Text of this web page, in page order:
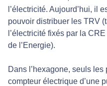
l’électricité. Aujourd’hui, il
pouvoir distribuer les TRV
l’électricité fixés par la
de l’Energie).
Dans l’hexagone, seuls
compteur électrique d’une